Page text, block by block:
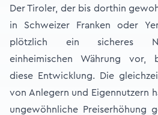
Der Tiroler, der bis dorthin
in Schweizer Franken oder
plötzlich ein sicheres
einheimischen Währung vor,
diese Entwicklung. Die
von Anlegern und Eigennutzern
ungewöhnliche Preiserhöhung